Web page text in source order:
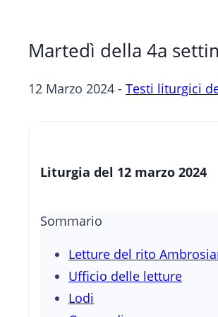
Martedì della 4a
12 Marzo 2024 - Testi liturgici
Liturgia del 12 marzo 2024
Sommario
Letture del rito
Ufficio delle letture
Lodi